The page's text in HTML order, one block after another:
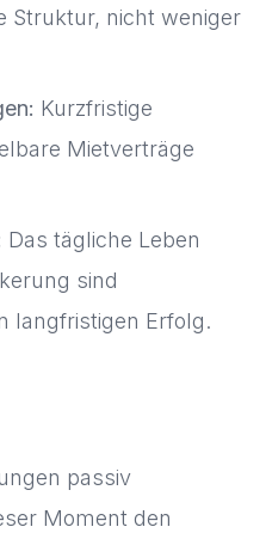
Struktur, nicht weniger
Kurzfristige
Mietverträge
Das tägliche Leben
sind
langfristigen Erfolg.
passiv
Moment den